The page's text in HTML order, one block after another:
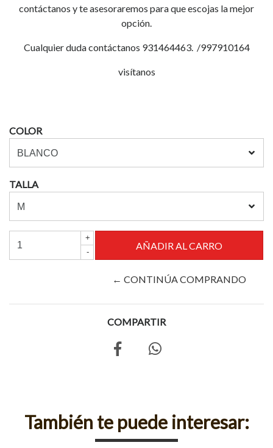
contáctanos y te asesoraremos para que escojas la mejor
opción.
Cualquier duda contáctanos 931464463. /997910164
visítanos
COLOR
TALLA
+
-
← CONTINÚA COMPRANDO
COMPARTIR
También te puede interesar: